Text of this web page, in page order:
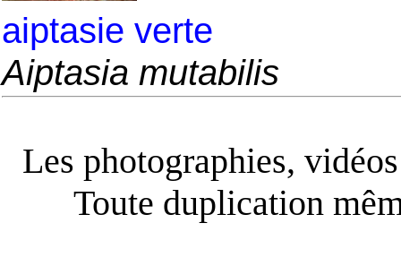
aiptasie verte
Aiptasia mutabilis
Les photographies,
Toute duplication